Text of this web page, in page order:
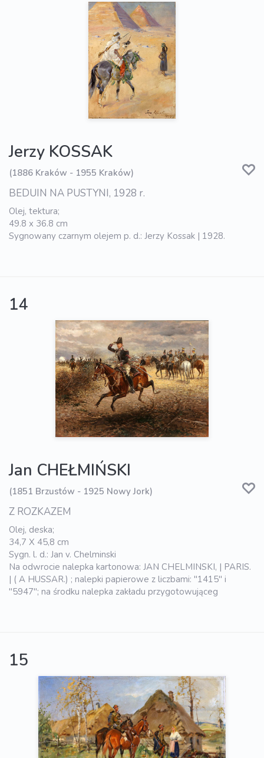
Jerzy KOSSAK
(1886 Kraków - 1955 Kraków)
BEDUIN NA PUSTYNI, 1928 r.
Olej, tektura;
49.8 x 36.8 cm
Sygnowany czarnym olejem p. d.: Jerzy Kossak | 1928.
14
Jan CHEŁMIŃSKI
(1851 Brzustów - 1925 Nowy Jork)
Z ROZKAZEM
Olej, deska;
34,7 X 45,8 cm
Sygn. l. d.: Jan v. Chelminski
Na odwrocie nalepka kartonowa: JAN CHELMINSKI, | PARIS.
| ( A HUSSAR.) ; nalepki papierowe z liczbami: "1415" i
"5947"; na środku nalepka zakładu przygotowująceg
15